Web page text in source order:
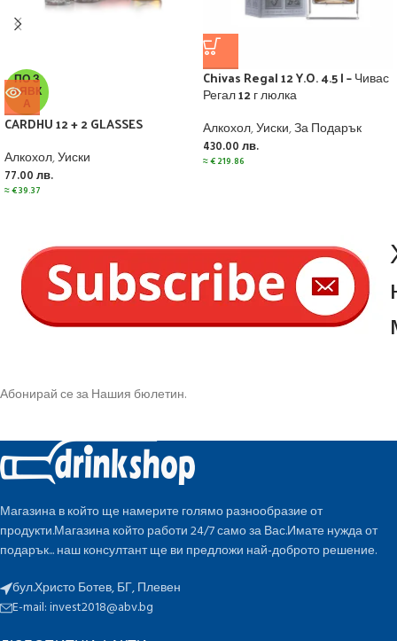
ПО З
АЯВК
А
CARDHU 12 + 2 GLASSES
Алкохол,Уиски
77.00 лв.
≈€39.37
Chivas Regal 12 Y.O. 4.5 l – Чивас
Регал 12 г люлка
Алкохол,Уиски,За Подарък
430.00 лв.
≈€219.86
Абонирай се за Нашия бюлетин.
Магазина в който ще намерите голямо разнообразие от
продукти.Магазина който работи 24/7 само за Вас.Имате нужда от
подарък... наш консултант ще ви предложи най-доброто решение.
бул.Христо Ботев, БГ, Плевен
E-mail:invest2018@abv.bg